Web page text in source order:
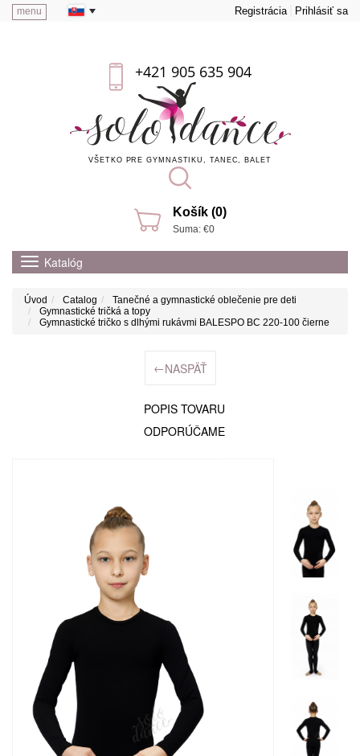
menu Registrácia Prihlásiť sa
+421 905 635 904
VŠETKO PRE GYMNASTIKU, TANEC, BALET
Košík (0)
Suma: €0
Katalóg
Úvod Catalog
Tanečné a gymnastické oblečenie pre deti
Gymnastické tričká a topy
Gymnastické tričko s dlhými rukávmi BALESPO BС 220-100 čierne
←NASPÄŤ
POPIS TOVARU
ODPORÚČAME